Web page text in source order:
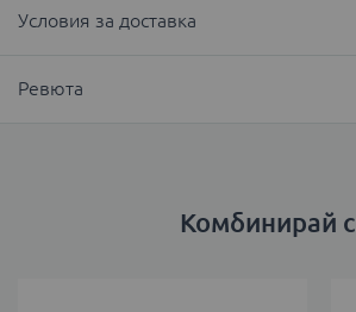
Условия за доставка
Ревюта
Комбинирай с